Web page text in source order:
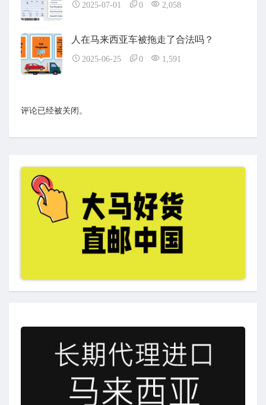
2025-07-01 0 2,058
人在马来西亚车被拖走了合法吗？
2025-06-25 0 1,591
评论已经被关闭。